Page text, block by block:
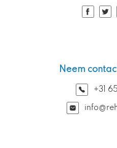
Neem
+31